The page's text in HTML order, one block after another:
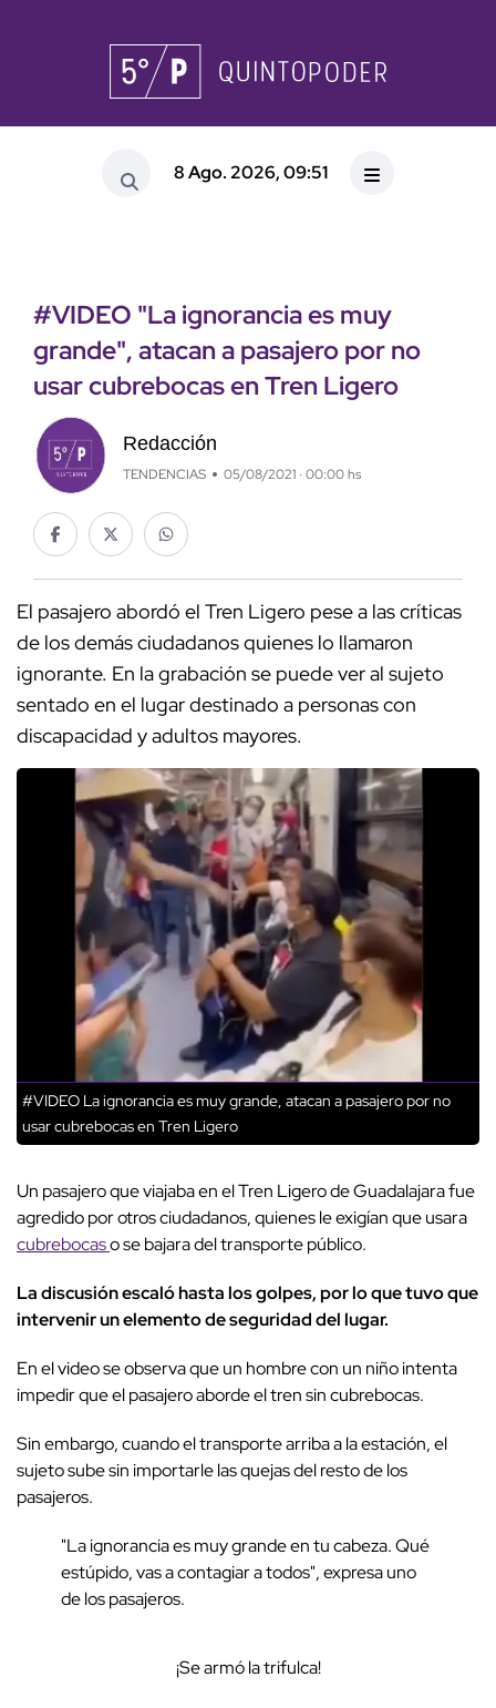
8 Ago. 2026, 09:51
#VIDEO "La ignorancia es muy
grande", atacan a pasajero por no
usar cubrebocas en Tren Ligero
Redacción
TENDENCIAS 05/08/2021 · 00:00 hs
El pasajero abordó el Tren Ligero pese a las críticas
de los demás ciudadanos quienes lo llamaron
ignorante. En la grabación se puede ver al sujeto
sentado en el lugar destinado a personas con
discapacidad y adultos mayores.
#VIDEO La ignorancia es muy grande, atacan a pasajero por no
usar cubrebocas en Tren Ligero
Un pasajero que viajaba en el Tren Ligero de Guadalajara fue
agredido por otros ciudadanos, quienes le exigían que usara
cubrebocaso se bajara del transporte público.
La discusión escaló hasta los golpes, por lo que tuvo que
intervenir un elemento de seguridad del lugar.
En el video se observa que un hombre con un niño intenta
impedir que el pasajero aborde el tren sin cubrebocas.
Sin embargo, cuando el transporte arriba a la estación, el
sujeto sube sin importarle las quejas del resto de los
pasajeros.
"La ignorancia es muy grande en tu cabeza. Qué
estúpido, vas a contagiar a todos", expresa uno
de los pasajeros.
¡Se armó la trifulca!